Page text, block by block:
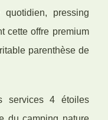
pressing
cette offre premium
parenthèse de
services 4 étoiles